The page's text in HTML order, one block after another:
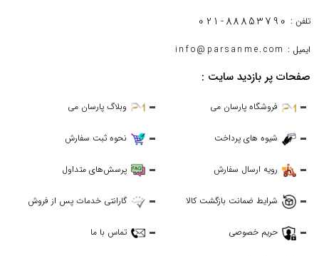
تلفن : 021-88853790
ایمیل : info@parsanme.com
صفحات پر بازدید سایت :
فروشگاه پارسان می وبلاگ پارسان می
شیوه های پرداخت نحوه ثبت سفارش
رویه ارسال سفارش پرسش‌های متداول
شرایط ضمانت بازگشت کالا گارانتی خدمات پس از فروش
حریم خصوصی تماس با ما